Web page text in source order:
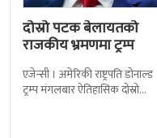
दोस्रो पटक बेलायतको
राजकीय भ्रमणमा ट्रम्प
एजेन्सी । अमेरिकी राष्ट्रपति डोनाल्ड
ट्रम्प मंगलबार ऐतिहासिक दोस्रो